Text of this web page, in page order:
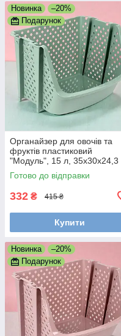
Новинка
–20%
Подарунок
Органайзер для овочів та
фруктів пластиковий
"Модуль", 15 л, 35x30x24,3
см (Кошик для зберігання на
кухні) М'ятний
Готово до відправки
332 ₴ 415 ₴
Купити
Новинка
–20%
Подарунок